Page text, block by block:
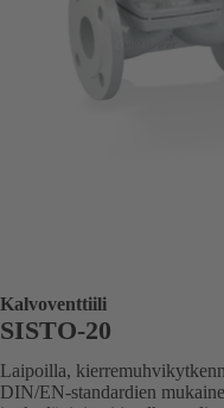
Kalvoventtiili
SISTO-20
Laipoilla,
DIN/EN-standardien